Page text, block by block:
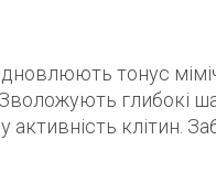
тонус
глибокі
клітин.